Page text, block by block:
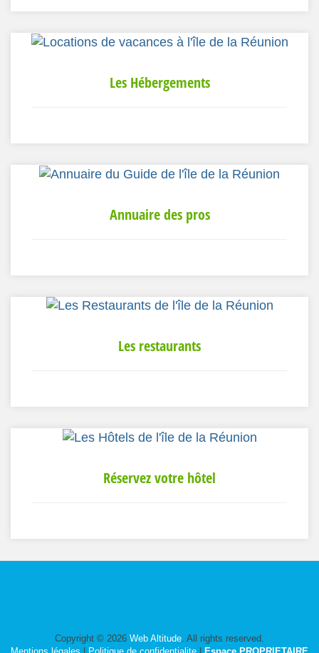
Les Hébergements
Annuaire des pros
Les restaurants
Réservez votre hôtel
Copyright © 2026 Web Altitude. All rights reserved.